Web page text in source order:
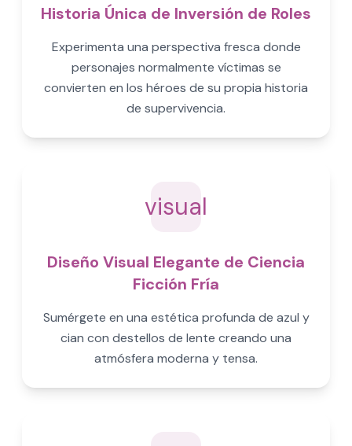
Historia Única de Inversión de Roles
Experimenta una perspectiva fresca donde
personajes normalmente víctimas se
convierten en los héroes de su propia historia
de supervivencia.
visual
Diseño Visual Elegante de Ciencia
Ficción Fría
Sumérgete en una estética profunda de azul y
cian con destellos de lente creando una
atmósfera moderna y tensa.